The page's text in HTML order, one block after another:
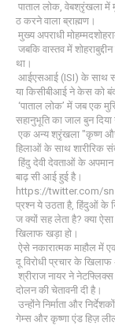
पाताल लोक, वेबश्रृंखला में
ठ करने वाला ब्राह्मण।
मुख्य अपराधी
जबकि वास्तव में
था।
आईएसआई (ISI) के साथ
या किसीबीआई ने केस को
‘पाताल लोक’ में जब एक
सहानुभूति का जाल बुन दिया
एक अन्य श्रृंखला "कृष्ण और
हिलाओं के साथ शारीरिक
हिंदु देवी देवताओं के
बाढ़ सी आई हुई है।
https://twitter.com/
प्रश्न ये उठता है, हिंदुओं के
ज क्यों सह लेता है? क्या
खिलाफ खड़ा हो।
ऐसे नकारात्मक माहौल में एक
दू विरोधी प्रचार के
श्रीराज नायर ने
दोलन की चेतावनी दी है।
उन्होंने निर्माता और
गेम्स और कृष्णा एंड हिज़